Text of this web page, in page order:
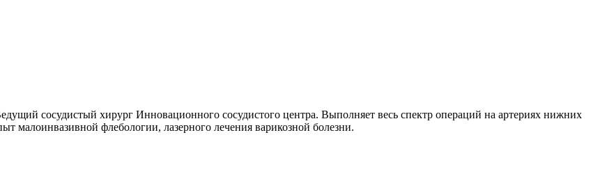
сосудистый хирург Инновационного сосудистого центра. Выполняет весь спектр операций на артериях нижних
малоинвазивной флебологии, лазерного лечения варикозной болезни.